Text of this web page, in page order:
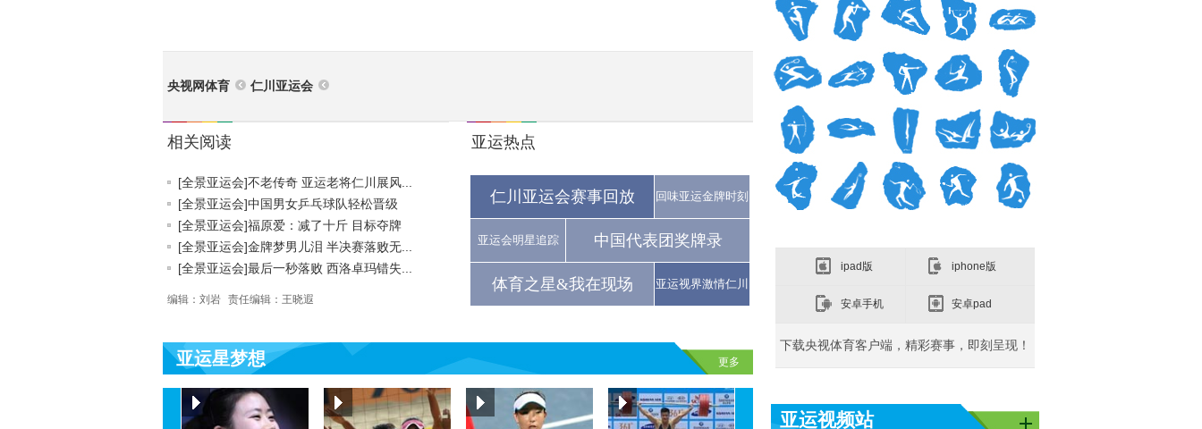
央视网体育 仁川亚运会
相关阅读
[全景亚运会]不老传奇 亚运老将仁川展风...
[全景亚运会]中国男女乒乓球队轻松晋级
[全景亚运会]福原爱：减了十斤 目标夺牌
[全景亚运会]金牌梦男儿泪 半决赛落败无...
[全景亚运会]最后一秒落败 西洛卓玛错失...
编辑：刘岩 责任编辑：王晓遐
亚运热点
仁川亚运会赛事回放 回味亚运金牌时刻
亚运会明星追踪 中国代表团奖牌录
体育之星&我在现场 亚运视界激情仁川
亚运星梦想 更多
ipad版 iphone版
安卓手机 安卓pad
下载央视体育客户端，精彩赛事，即刻呈现！
亚运视频站